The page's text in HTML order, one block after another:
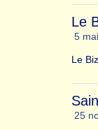
Le
5
Le
25